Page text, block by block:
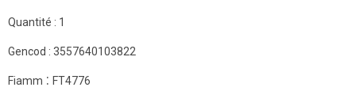
Quantité : 1
Gencod : 3557640103822
Fiamm : FT4776